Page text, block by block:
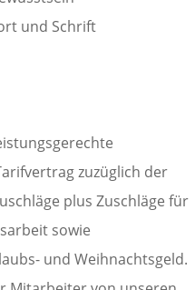
und Schrift
zuzüglich der
plus Zuschläge für
sowie
und Weihnachtsgeld.